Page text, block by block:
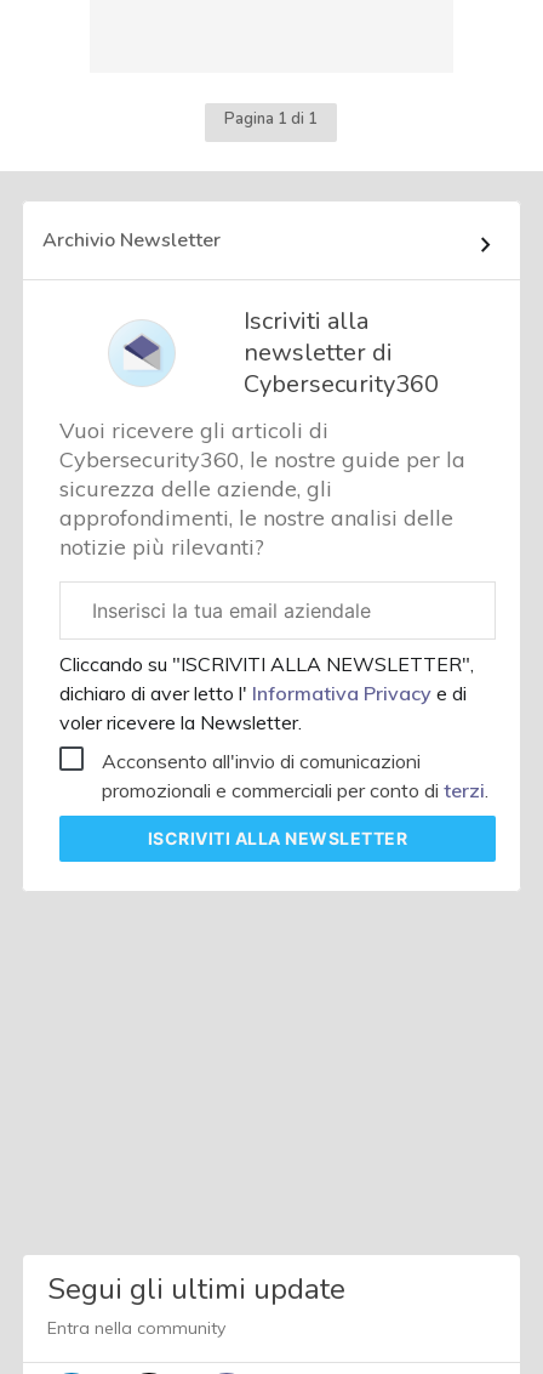
Pagina 1 di 1
Archivio Newsletter
Iscriviti alla
newsletter di
Cybersecurity360
Vuoi ricevere gli articoli di
Cybersecurity360, le nostre guide per la
sicurezza delle aziende, gli
approfondimenti, le nostre analisi delle
notizie più rilevanti?
aziendale
Cliccando su "ISCRIVITI ALLA NEWSLETTER",
dichiaro di aver letto l' Informativa Privacye di
voler ricevere la Newsletter.
Acconsento all'invio di comunicazioni
promozionali e commerciali per conto diterzi
ISCRIVITI ALLA NEWSLETTER
Segui gli ultimi update
Entra nella community